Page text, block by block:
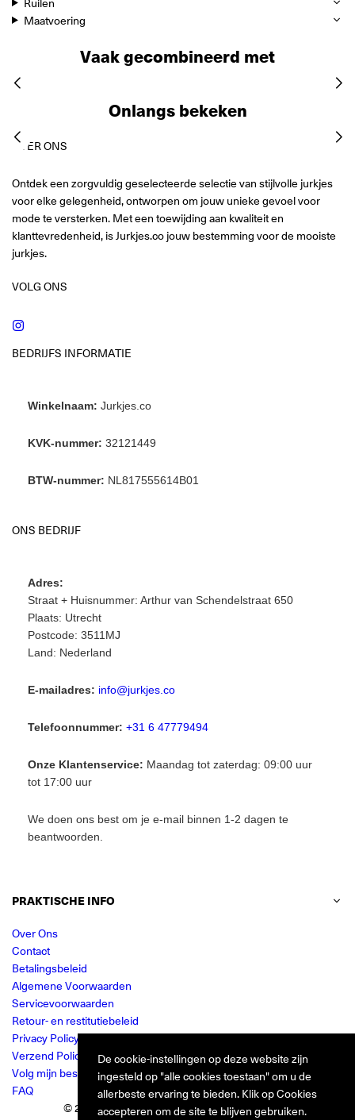
Maatvoering
Vaak gecombineerd met
Onlangs bekeken
OVER ONS
Ontdek een zorgvuldig geselecteerde selectie van stijlvolle jurkjes
voor elke gelegenheid, ontworpen om jouw unieke gevoel voor
mode te versterken. Met een toewijding aan kwaliteit en
klanttevredenheid, is Jurkjes.co jouw bestemming voor de mooiste
jurkjes.
VOLG ONS
BEDRIJFS INFORMATIE
Winkelnaam: Jurkjes.co
KVK-nummer: 32121449
BTW-nummer: NL817555614B01
ONS BEDRIJF
Adres:
Straat + Huisnummer: Arthur van Schendelstraat 650
Plaats: Utrecht
Postcode: 3511MJ
Land: Nederland
E-mailadres: info@jurkjes.co
Telefoonnummer: +31 6 47779494
Onze Klantenservice: Maandag tot zaterdag: 09:00 uur
tot 17:00 uur
We doen ons best om je e-mail binnen 1-2 dagen te
beantwoorden.
PRAKTISCHE INFO
Over Ons
Contact
Betalingsbeleid
Algemene Voorwaarden
Servicevoorwaarden
Retour- en restitutiebeleid
Privacy Policy
Verzend Policy
Volg mijn bestelling
FAQ
© 2024 Jurkjes.co. Alle rechten voorbehouden.
De cookie-instellingen op deze website zijn
ingesteld op "alle cookies toestaan" om u de
allerbeste ervaring te bieden. Klik op Cookies
accepteren om de site te blijven gebruiken.